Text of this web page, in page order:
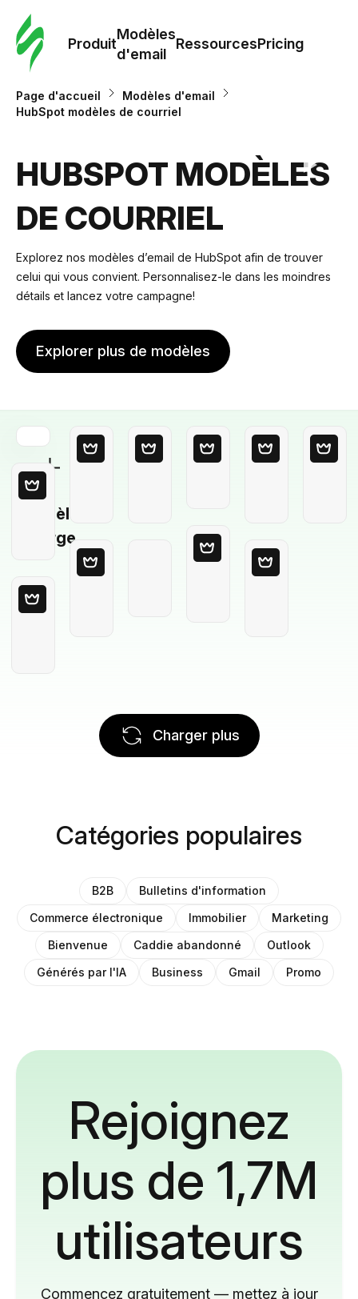
Produit
Modèles
d'email
RessourcesPricing
Page d'accueil
Modèles d'email
HubSpot modèles de courriel
HUBSPOT MODÈLES
DE COURRIEL
Explorez nos modèles d’email de HubSpot afin de trouver
celui qui vous convient. Personnalisez-le dans les moindres
détails et lancez votre campagne!
Explorer plus de modèles
Modèle
Vierge
Charger plus
Catégories populaires
B2B
Bulletins d'information
Commerce électronique
Immobilier
Marketing
Bienvenue
Caddie abandonné
Outlook
Générés par l'IA
Business Gmail Promo
Rejoignez
plus de 1,7M
utilisateurs
Commencez gratuitement — mettez à jour